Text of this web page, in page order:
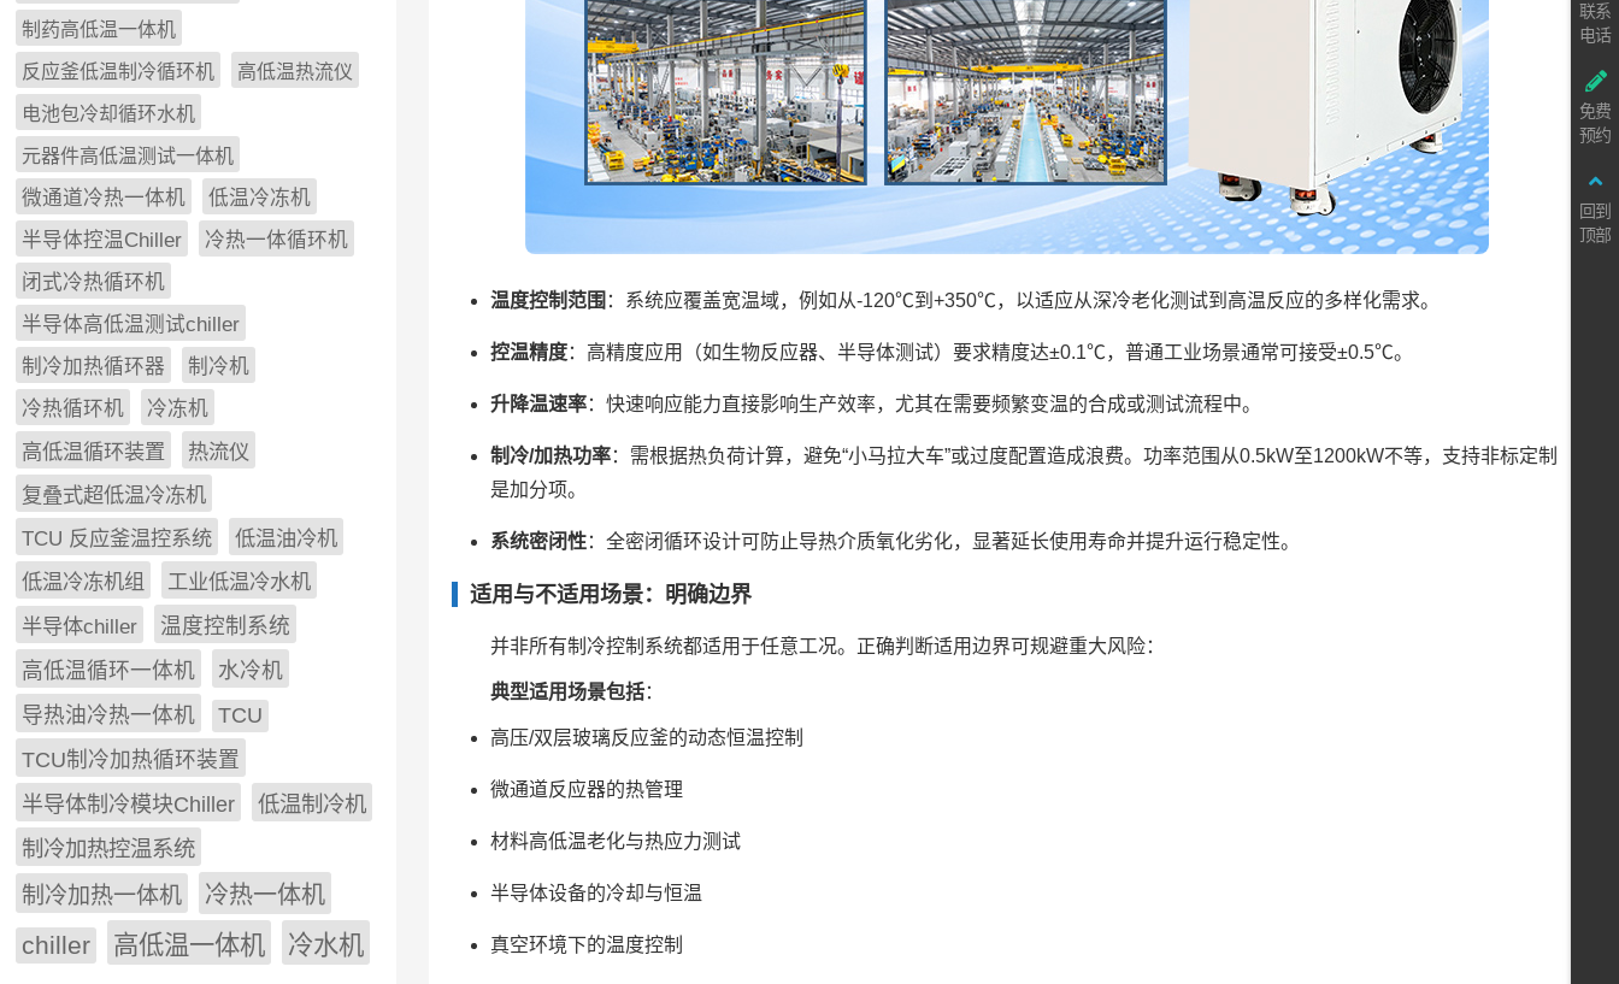
温度控制范围 ：系统应覆盖宽温域，例如从-120℃到+350℃，以适应从深冷老化测试到高温反应的多样化需求。
控温精度：高精度应用（如生物反应器、半导体测试）要求精度达±0.1℃，普通工业场景通常可接受±0.5℃。
升降温速率：快速响应能力直接影响生产效率，尤其在需要频繁变温的合成或测试流程中。
制冷/加热功率：需根据热负荷计算，避免“小马拉大车”或过度配置造成浪费。功率范围从0.5kW至1200kW不等，支持非标定制
是加分项。
系统密闭性：全密闭循环设计可防止导热介质氧化劣化，显著延长使用寿命并提升运行稳定性。
适用与不适用场景：明确边界
并非所有制冷控制系统都适用于任意工况。正确判断适用边界可规避重大风险：
典型适用场景包括：
高压/双层玻璃反应釜的动态恒温控制
微通道反应器的热管理
材料高低温老化与热应力测试
半导体设备的冷却与恒温
真空环境下的温度控制
制药高低温一体机
反应釜低温制冷循环机 高低温热流仪
电池包冷却循环水机
元器件高低温测试一体机
微通道冷热一体机
低温冷冻机
半导体控温Chiller
冷热一体循环机
闭式冷热循环机
半导体高低温测试chiller
制冷加热循环器
制冷机
冷热循环机
冷冻机
高低温循环装置
热流仪
复叠式超低温冷冻机
TCU 反应釜温控系统
低温油冷机
低温冷冻机组
工业低温冷水机
半导体chiller
温度控制系统
高低温循环一体机
水冷机
导热油冷热一体机
TCU
TCU制冷加热循环装置
半导体制冷模块Chiller
低温制冷机
制冷加热控温系统
制冷加热一体机
冷热一体机
chiller 高低温一体机 冷水机
联系
电话
免费
预约
回到
顶部